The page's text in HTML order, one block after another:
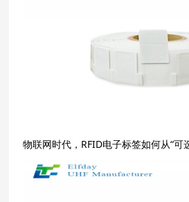
物联网时代，RFID电子标签如何从“可